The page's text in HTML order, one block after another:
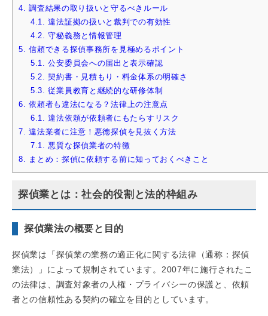
4. 調査結果の取り扱いと守るべきルール
4.1. 違法証拠の扱いと裁判での有効性
4.2. 守秘義務と情報管理
5. 信頼できる探偵事務所を見極めるポイント
5.1. 公安委員会への届出と表示確認
5.2. 契約書・見積もり・料金体系の明確さ
5.3. 従業員教育と継続的な研修体制
6. 依頼者も違法になる？法律上の注意点
6.1. 違法依頼が依頼者にもたらすリスク
7. 違法業者に注意！悪徳探偵を見抜く方法
7.1. 悪質な探偵業者の特徴
8. まとめ：探偵に依頼する前に知っておくべきこと
探偵業とは：社会的役割と法的枠組み
探偵業法の概要と目的
探偵業は「探偵業の業務の適正化に関する法律（通称：探偵
業法）」によって規制されています。2007年に施行されたこ
の法律は、調査対象者の人権・プライバシーの保護と、依頼
者との信頼性ある契約の確立を目的としています。